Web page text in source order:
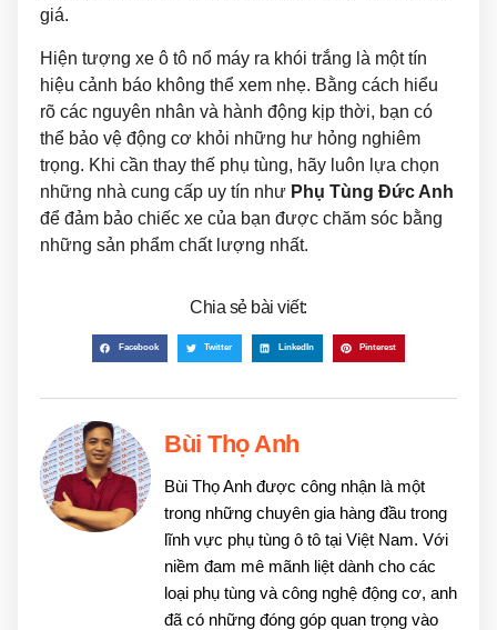
giá.
Hiện tượng xe ô tô nổ máy ra khói trắng là một tín
hiệu cảnh báo không thể xem nhẹ. Bằng cách hiểu
rõ các nguyên nhân và hành động kịp thời, bạn có
thể bảo vệ động cơ khỏi những hư hỏng nghiêm
trọng. Khi cần thay thế phụ tùng, hãy luôn lựa chọn
những nhà cung cấp uy tín như Phụ Tùng Đức Anh
để đảm bảo chiếc xe của bạn được chăm sóc bằng
những sản phẩm chất lượng nhất.
Chia sẻ bài viết:
Facebook Twitter LinkedIn Pinterest
Bùi Thọ Anh
Bùi Thọ Anh được công nhận là một
trong những chuyên gia hàng đầu trong
lĩnh vực phụ tùng ô tô tại Việt Nam. Với
niềm đam mê mãnh liệt dành cho các
loại phụ tùng và công nghệ động cơ, anh
đã có những đóng góp quan trọng vào